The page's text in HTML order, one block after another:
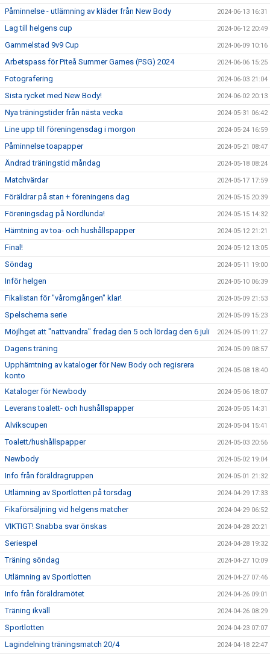
Påminnelse - utlämning av kläder från New Body 2024-06-13 16:31
Lag till helgens cup 2024-06-12 20:49
Gammelstad 9v9 Cup 2024-06-09 10:16
Arbetspass för Piteå Summer Games (PSG) 2024 2024-06-06 15:25
Fotografering 2024-06-03 21:04
Sista rycket med New Body! 2024-06-02 20:13
Nya träningstider från nästa vecka 2024-05-31 06:42
Line upp till föreningensdag i morgon 2024-05-24 16:59
Påminnelse toapapper 2024-05-21 08:47
Ändrad träningstid måndag 2024-05-18 08:24
Matchvärdar 2024-05-17 17:59
Föräldrar på stan + föreningens dag 2024-05-15 20:39
Föreningsdag på Nordlunda! 2024-05-15 14:32
Hämtning av toa- och hushållspapper 2024-05-12 21:21
Final! 2024-05-12 13:05
Söndag 2024-05-11 19:00
Inför helgen 2024-05-10 06:39
Fikalistan för "våromgången" klar! 2024-05-09 21:53
Spelschema serie 2024-05-09 15:23
Möjlhget att "nattvandra" fredag den 5 och lördag den 6 juli 2024-05-09 11:27
Dagens träning 2024-05-09 08:57
Upphämtning av kataloger för New Body och regisrera
konto
2024-05-08 18:40
Kataloger för Newbody 2024-05-06 18:07
Leverans toalett- och hushållspapper 2024-05-05 14:31
Alvikscupen 2024-05-04 15:41
Toalett/hushållspapper 2024-05-03 20:56
Newbody 2024-05-02 19:04
Info från föräldragruppen 2024-05-01 21:32
Utlämning av Sportlotten på torsdag 2024-04-29 17:33
Fikaförsäljning vid helgens matcher 2024-04-29 06:52
VIKTIGT! Snabba svar önskas 2024-04-28 20:21
Seriespel 2024-04-28 19:32
Träning söndag 2024-04-27 10:09
Utlämning av Sportlotten 2024-04-27 07:46
Info från föräldramötet 2024-04-26 09:01
Träning ikväll 2024-04-26 08:29
Sportlotten 2024-04-23 07:07
Lagindelning träningsmatch 20/4 2024-04-18 22:47